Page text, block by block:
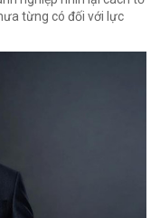
từng có đối với lực